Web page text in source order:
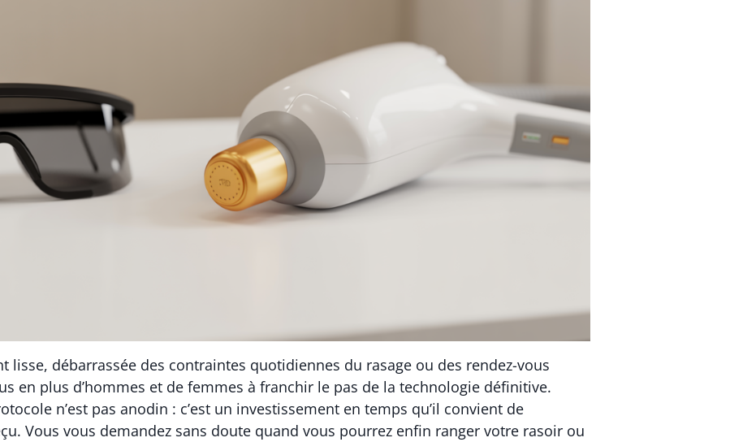
lisse, débarrassée des contraintes quotidiennes du rasage ou des rendez-vous
en plus d’hommes et de femmes à franchir le pas de la technologie définitive.
n’est pas anodin : c’est un investissement en temps qu’il convient de
Vous vous demandez sans doute quand vous pourrez enfin ranger votre rasoir ou